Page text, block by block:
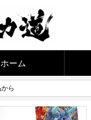
ホーム